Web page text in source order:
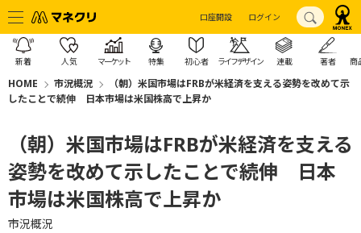
口座開設 ログイン
新着 人気 マーケット 特集 初心者 ライフデザイン 連載 著者 商
HOME 市況概況
（朝）米国市場はFRBが米経済を支える姿勢を改めて示
したことで続伸 日本市場は米国株高で上昇か
（朝）米国市場はFRBが米経済を支える
姿勢を改めて示したことで続伸 日本
市場は米国株高で上昇か
市況概況